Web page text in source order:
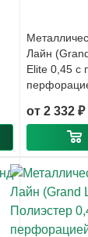
Лайн
Elite 0,45 с
от 2 332 ₽